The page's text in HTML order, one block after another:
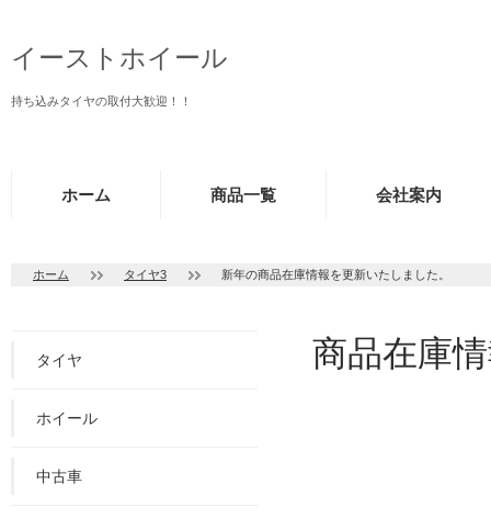
イーストホイール
持ち込みタイヤの取付大歓迎！！
ホーム 商品一覧 会社案内
ホーム タイヤ3 新年の商品在庫情報を更新いたしました。
商品在庫
タイヤ
ホイール
中古車